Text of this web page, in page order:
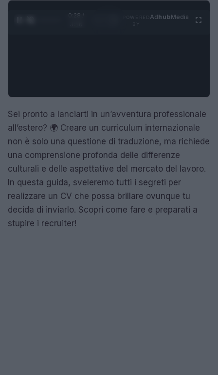
0:29 /
AdhubMedia
Sei pronto a lanciarti in un’avventura professionale
all’estero? 🌍 Creare un curriculum internazionale
non è solo una questione di traduzione, ma richiede
una comprensione profonda delle differenze
culturali e delle aspettative del mercato del lavoro.
In questa guida, sveleremo tutti i segreti per
realizzare un CV che possa brillare ovunque tu
decida di inviarlo. Scopri come fare e preparati a
stupire i recruiter!